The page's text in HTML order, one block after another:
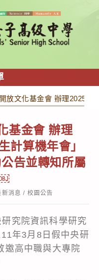
放文化基金會 辦理2025
基金會 辦理
計算機年會」
告並轉知所屬
￼
新消息 / 校園公告
究院資訊科學研究
年3月8日假中央研
邀高中職與大專院